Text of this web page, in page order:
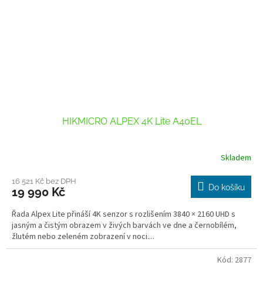
HIKMICRO ALPEX 4K Lite A40EL
Skladem
16 521 Kč bez DPH
19 990 Kč Do košíku
Řada Alpex Lite přináší 4K senzor s rozlišením 3840 × 2160 UHD s
jasným a čistým obrazem v živých barvách ve dne a černobílém,
žlutém nebo zeleném zobrazení v noci....
Kód: 2877